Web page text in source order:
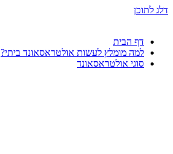
דלג לתוכן
דף הבית
למה מומלץ לעשות אולטראסאונד ביתי?
סוגי אולטראסאונד